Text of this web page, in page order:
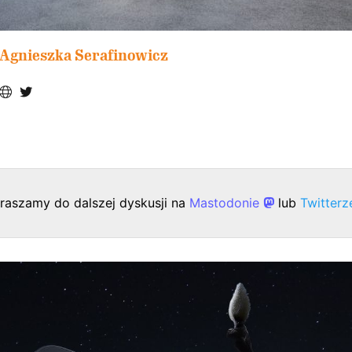
Agnieszka Serafinowicz
do dalszej dyskusji na Mastodonie lub